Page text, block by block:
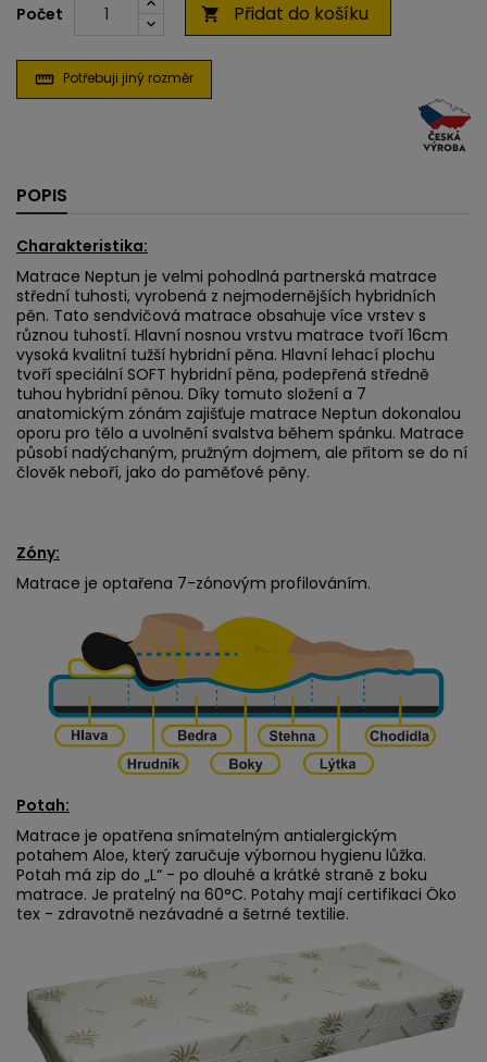
Počet  Přidat do košíku
straighten Potřebuji jiný rozměr
POPIS
Charakteristika:
Matrace Neptun je velmi pohodlná partnerská matrace
střední tuhosti, vyrobená z nejmodernějších hybridních
pěn. Tato sendvičová matrace obsahuje více vrstev s
různou tuhostí. Hlavní nosnou vrstvu matrace tvoří 16cm
vysoká kvalitní tužší hybridní pěna. Hlavní lehací plochu
tvoří speciální SOFT hybridní pěna, podepřená středně
tuhou hybridní pěnou. Díky tomuto složení a 7
anatomickým zónám zajišťuje matrace Neptun dokonalou
oporu pro tělo a uvolnění svalstva během spánku. Matrace
působí nadýchaným, pružným dojmem, ale přitom se do ní
člověk neboří, jako do paměťové pěny.
Zóny:
Matrace je optařena 7-zónovým profilováním.
Potah:
Matrace je opatřena snímatelným antialergickým
potahem Aloe, který zaručuje výbornou hygienu lůžka.
Potah má zip do „L“ - po dlouhé a krátké straně z boku
matrace. Je pratelný na 60°C. Potahy mají certifikaci Öko
tex - zdravotně nezávadné a šetrné textilie.